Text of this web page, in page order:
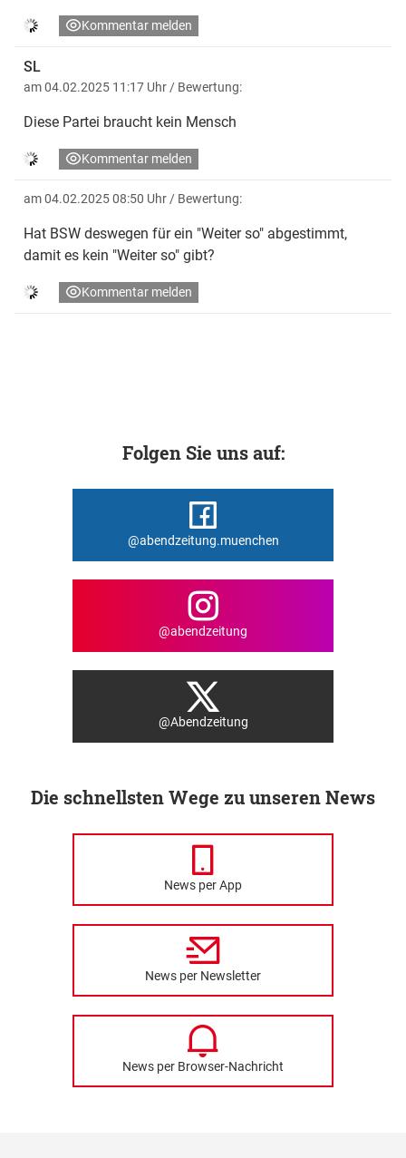
Kommentar melden
SL
am 04.02.2025 11:17 Uhr / Bewertung:
Diese Partei braucht kein Mensch
Kommentar melden
am 04.02.2025 08:50 Uhr / Bewertung:
Hat BSW deswegen für ein "Weiter so" abgestimmt,
damit es kein "Weiter so" gibt?
Kommentar melden
Folgen Sie uns auf:
@abendzeitung.muenchen
@abendzeitung
@Abendzeitung
Die schnellsten Wege zu unseren News
News per App
News per Newsletter
News per Browser-Nachricht